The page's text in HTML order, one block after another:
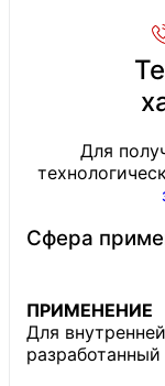
Для
Сфера
ПРИМЕНЕНИЕ
Для